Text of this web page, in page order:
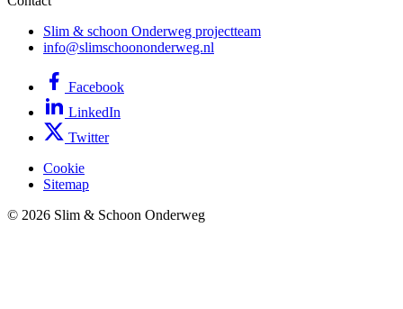
Slim & schoon Onderweg projectteam
info@slimschoononderweg.nl
Facebook
LinkedIn
Twitter
Cookie
Sitemap
© 2026 Slim & Schoon Onderweg